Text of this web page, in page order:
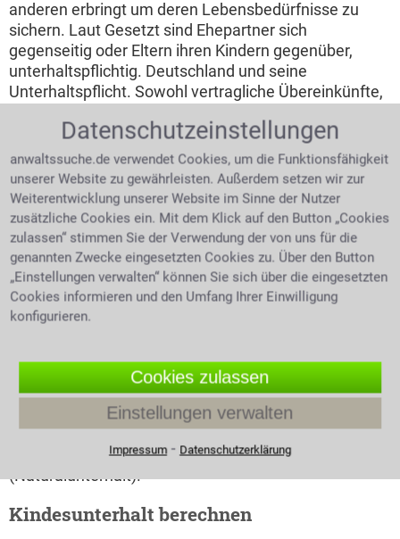
anderen erbringt um deren Lebensbedürfnisse zu
sichern. Laut Gesetzt sind Ehepartner sich
gegenseitig oder Eltern ihren Kindern gegenüber,
unterhaltspflichtig. Deutschland und seine
Unterhaltspflicht. Sowohl vertragliche Übereinkünfte,
Alimente - das Gegenstück zu
Naturalunterhalt.
Man umschreibt damit den finanziellen Teil des
Unterhaltes. Neben der Bedürftigkeit auf Unterhalt
setzt diese aber im gleichen Zuge die
Leistungsfähigkeit des Unterhaltsschuldners voraus.
Auch wenn sich die Partner trennen: Ihren Kindern
gegenüber sind sie gleichermaßen unterhaltspflichtig.
einer der Ex-Partner dieser Unterhaltspflicht in Form
von Geldzahlungen nach (Barunterhalt), der andere
Elternteil kümmert sich täglich um das Kind d.h. sorgt
für Essen, Kleidung, kümmert sich um
Schulangelegenheiten und Freizeitaktivitäten
(Naturalunterhalt).
Kindesunterhalt berechnen
Datenschutzeinstellungen
anwaltssuche.de verwendet Cookies, um die Funktionsfähigkeit
unserer Website zu gewährleisten. Außerdem setzen wir zur
Weiterentwicklung unserer Website im Sinne der Nutzer
zusätzliche Cookies ein. Mit dem Klick auf den Button „Cookies
zulassen“ stimmen Sie der Verwendung der von uns für die
genannten Zwecke eingesetzten Cookies zu. Über den Button
„Einstellungen verwalten“ können Sie sich über die eingesetzten
Cookies informieren und den Umfang Ihrer Einwilligung
konfigurieren.
Cookies zulassen
Einstellungen verwalten
Impressum⁃ Datenschutzerklärung